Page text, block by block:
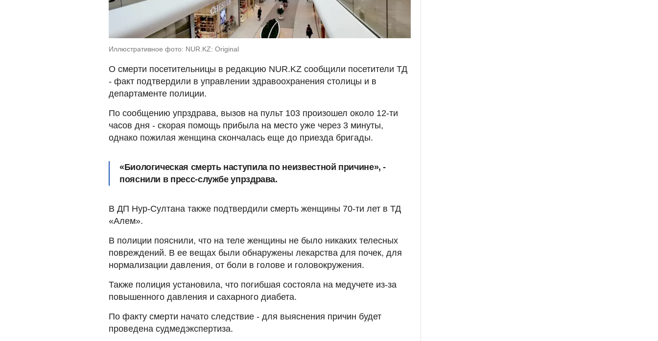
Иллюстративное фото: NUR.KZ: Original
О смерти посетительницы в редакцию NUR.KZ сообщили посетители ТД
- факт подтвердили в управлении здравоохранения столицы и в
департаменте полиции.
По сообщению упрздрава, вызов на пульт 103 произошел около 12-ти
часов дня - скорая помощь прибыла на место уже через 3 минуты,
однако пожилая женщина скончалась еще до приезда бригады.
«Биологическая смерть наступила по неизвестной причине», -
пояснили в пресс-службе упрздрава.
В ДП Нур-Султана также подтвердили смерть женщины 70-ти лет в ТД
«Алем».
В полиции пояснили, что на теле женщины не было никаких телесных
повреждений. В ее вещах были обнаружены лекарства для почек, для
нормализации давления, от боли в голове и головокружения.
Также полиция установила, что погибшая состояла на медучете из-за
повышенного давления и сахарного диабета.
По факту смерти начато следствие - для выяснения причин будет
проведена судмедэкспертиза.